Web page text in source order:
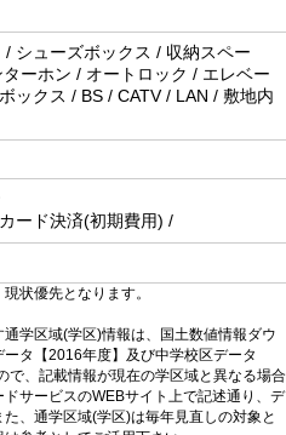
/ シューズボックス / 収納スペー
ーホン / オートロック / エレベー
ックス / BS / CATV / LAN / 敷地内
ード決済(初期費用) /
状優先となります。
学区域(学区)情報は、国土数値情報ダウ
タ【2016年度】及び中学校区データ
で、記載情報が現在の学区域と異なる場合
サービスのWEBサイト上で記述通り、デ
、通学区域(学区)は毎年見直しの対象と